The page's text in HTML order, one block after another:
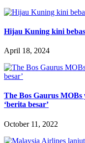
Hijau Kuning kini
April 18, 2024
The Bos Gaurus
‘berita besar’
October 11, 2022